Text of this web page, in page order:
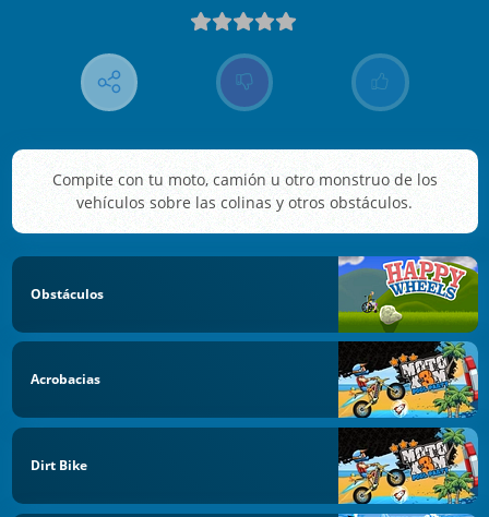
Compite con tu moto, camión u otro monstruo de los
vehículos sobre las colinas y otros obstáculos.
Obstáculos
Acrobacias
Dirt Bike